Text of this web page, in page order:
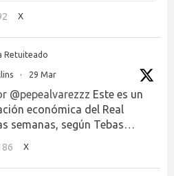
X
Retuiteado
· 29 Mar
@pepealvarezzz Este es un
económica del Real
semanas, según Tebas…
X